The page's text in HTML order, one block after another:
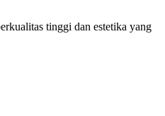
tinggi dan estetika yang